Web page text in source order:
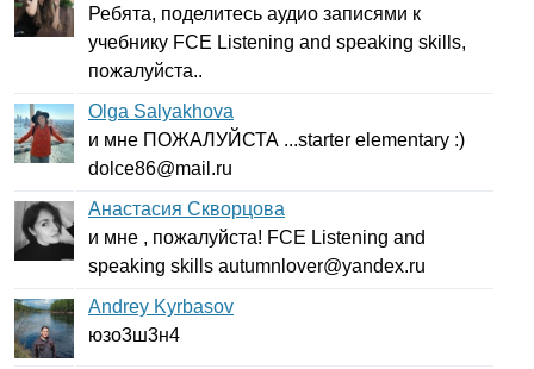
Ребята, поделитесь аудио записями к
учебнику FCE Listening and speaking skills,
пожалуйста..
Olga Salyakhova
и мне ПОЖАЛУЙСТА ...starter elementary :)
dolce86@mail .ru
Анастасия Скворцова
и мне , пожалуйста! FCE Listening and
speaking skills autumnlover@yandex.ru
Andrey Kyrbasov
юзо3ш3н4